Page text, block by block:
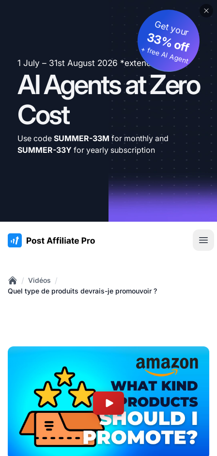
1 July – 31st August 2026 *extended
AI Agents at Zero
Cost
Get your
33% off
+ free AI Agent
Use code SUMMER-33M for monthly and
SUMMER-33Y for yearly subscription
:site.title
Home
/ Vidéos /
Quel type de produits devrais-je promouvoir ?